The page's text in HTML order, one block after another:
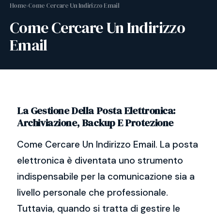
Home›Come Cercare Un Indirizzo Email
Come Cercare Un Indirizzo
Email
La Gestione Della Posta Elettronica:
Archiviazione, Backup E Protezione
Come Cercare Un Indirizzo Email. La posta
elettronica è diventata uno strumento
indispensabile per la comunicazione sia a
livello personale che professionale.
Tuttavia, quando si tratta di gestire le